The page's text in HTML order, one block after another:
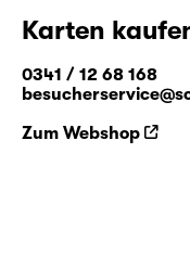
Karten
0341 / 12 68 168
Zum Webshop